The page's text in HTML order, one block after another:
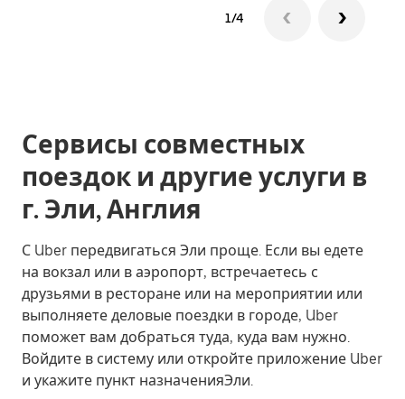
1/4
Сервисы совместных
поездок и другие услуги в
г. Эли, Англия
С Uber передвигаться Эли проще. Если вы едете
на вокзал или в аэропорт, встречаетесь с
друзьями в ресторане или на мероприятии или
выполняете деловые поездки в городе, Uber
поможет вам добраться туда, куда вам нужно.
Войдите в систему или откройте приложение Uber
и укажите пункт назначенияЭли.